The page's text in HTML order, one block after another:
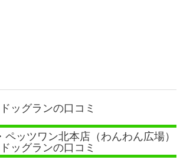
ドッグランの口コミ
ッツワン北本店（わんわん広場）
ドッグランの口コミ